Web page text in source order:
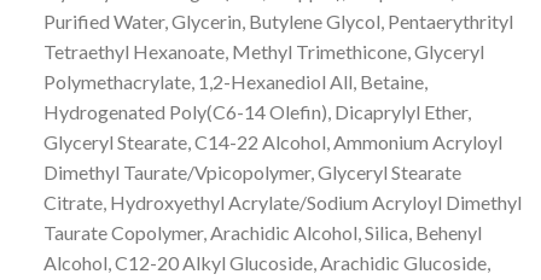
Purified Water, Glycerin, Butylene Glycol, Pentaerythrityl
Tetraethyl Hexanoate, Methyl Trimethicone, Glyceryl
Polymethacrylate, 1,2-Hexanediol All, Betaine,
Hydrogenated Poly(C6-14 Olefin), Dicaprylyl Ether,
Glyceryl Stearate, C14-22 Alcohol, Ammonium Acryloyl
Dimethyl Taurate/Vpicopolymer, Glyceryl Stearate
Citrate, Hydroxyethyl Acrylate/Sodium Acryloyl Dimethyl
Taurate Copolymer, Arachidic Alcohol, Silica, Behenyl
Alcohol, C12-20 Alkyl Glucoside, Arachidic Glucoside,